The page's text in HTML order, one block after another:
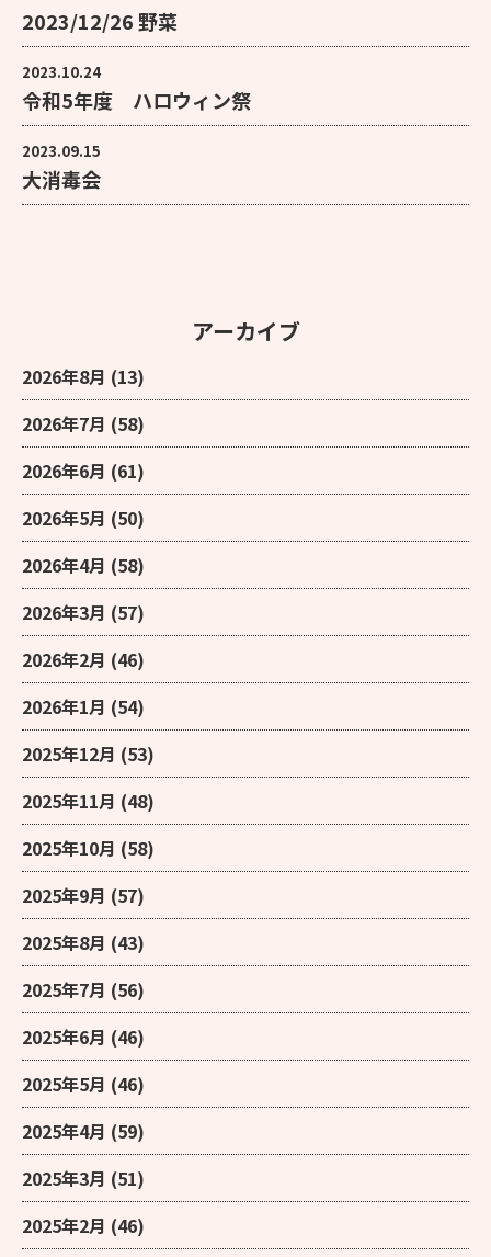
2023/12/26 野菜
2023.10.24
令和5年度 ハロウィン祭
2023.09.15
大消毒会
アーカイブ
2026年8月 (13)
2026年7月 (58)
2026年6月 (61)
2026年5月 (50)
2026年4月 (58)
2026年3月 (57)
2026年2月 (46)
2026年1月 (54)
2025年12月 (53)
2025年11月 (48)
2025年10月 (58)
2025年9月 (57)
2025年8月 (43)
2025年7月 (56)
2025年6月 (46)
2025年5月 (46)
2025年4月 (59)
2025年3月 (51)
2025年2月 (46)